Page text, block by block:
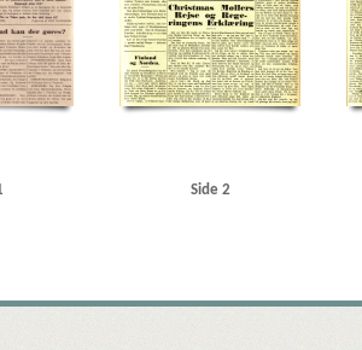
Folketidende London M Middelfart N
Polen Reventlow, Eduard, gesandt
Rigsdagen,
St. Nazaire Svendborg Avis
Svenningsen, Nils,
politiker
Titan, fabrik U Ungarn USA V Vestre
Side 2